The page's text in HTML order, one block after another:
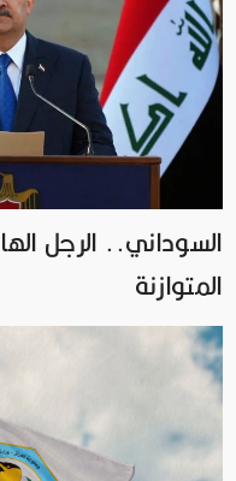
السوداني.. الرجل
المتوازنة